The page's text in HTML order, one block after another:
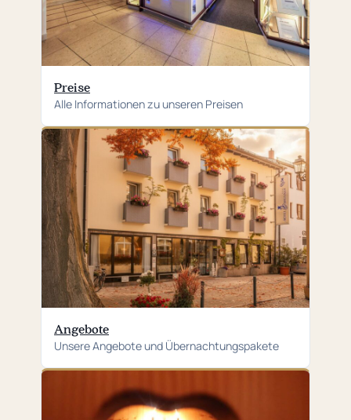
Preise
Alle Informationen zu unseren Preisen
Angebote
Unsere Angebote und Übernachtungspakete